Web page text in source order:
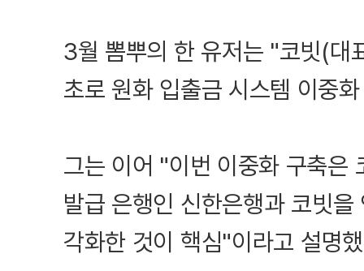
3월 뽐뿌의 한 유저는 "코빗(대
초로 원화 입출금 시스템 이중
그는 이어 "이번 이중화 구축은
발급 은행인 신한은행과 코빗
각화한 것이 핵심"이라고 설명